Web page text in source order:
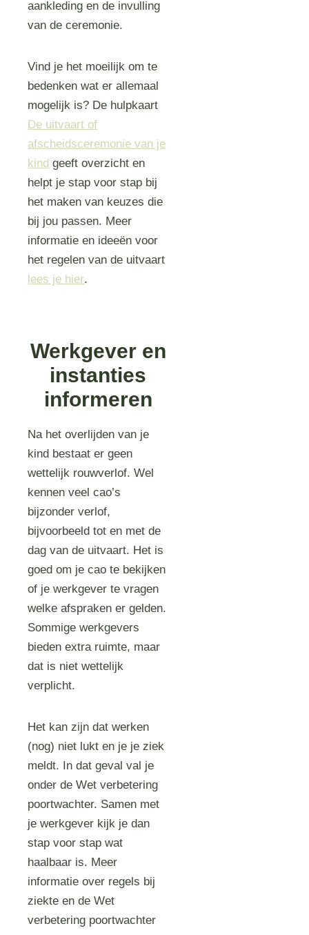
aankleding en de invulling
van de ceremonie.
Vind je het moeilijk om te
bedenken wat er allemaal
mogelijk is? De hulpkaart
De uitvaart of
afscheidsceremonie van je
kind geeft overzicht en
helpt je stap voor stap bij
het maken van keuzes die
bij jou passen. Meer
informatie en ideeën voor
het regelen van de uitvaart
lees je hier.
Werkgever en
instanties
informeren
Na het overlijden van je
kind bestaat er geen
wettelijk rouwverlof. Wel
kennen veel cao’s
bijzonder verlof,
bijvoorbeeld tot en met de
dag van de uitvaart. Het is
goed om je cao te bekijken
of je werkgever te vragen
welke afspraken er gelden.
Sommige werkgevers
bieden extra ruimte, maar
dat is niet wettelijk
verplicht.
Het kan zijn dat werken
(nog) niet lukt en je je ziek
meldt. In dat geval val je
onder de Wet verbetering
poortwachter. Samen met
je werkgever kijk je dan
stap voor stap wat
haalbaar is. Meer
informatie over regels bij
ziekte en de Wet
verbetering poortwachter